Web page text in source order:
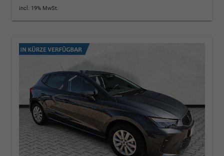
incl. 19% MwSt.